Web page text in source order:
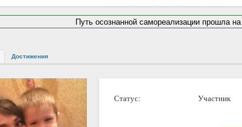
Путь осознанной самореализации прошла на
Достижения
Статус: Участник